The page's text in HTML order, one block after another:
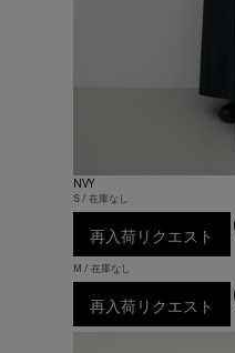
NVY
S / 在庫なし
再入荷リクエスト
M / 在庫なし
再入荷リクエスト